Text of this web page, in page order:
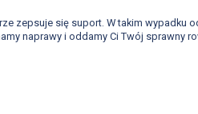
zepsuje się suport. W takim wypadku
naprawy i oddamy Ci Twój sprawny